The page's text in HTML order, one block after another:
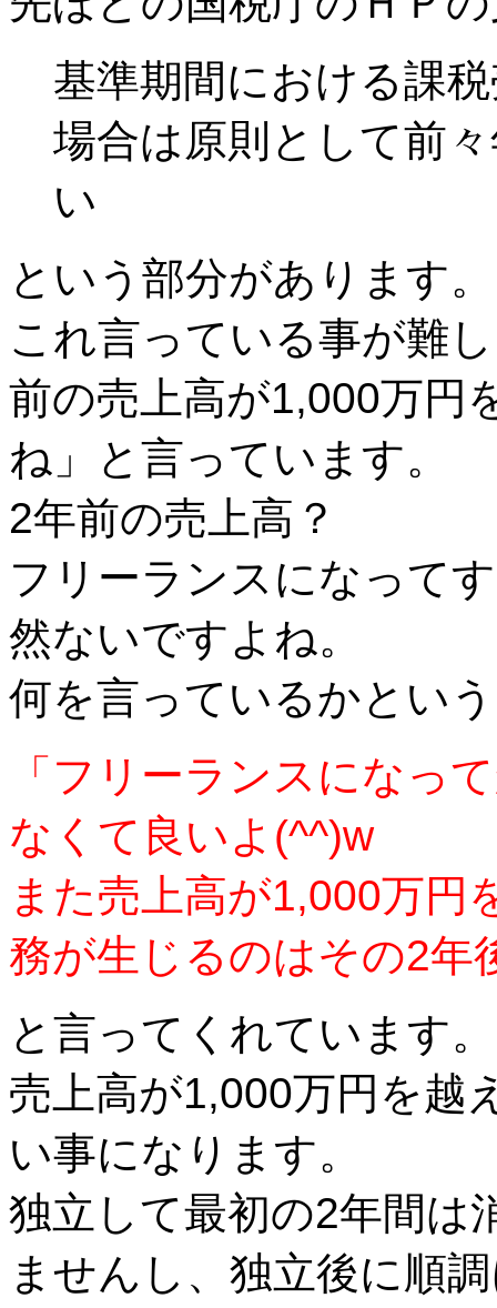
基準期間における課
場合は原則として前
い
という部分があります。
これ言っている事が難
前の売上高が1,000万円
ね」と言っています。
2年前の売上高？
フリーランスになって
然ないですよね。
何を言っているかとい
「フリーランスになっ
なくて良いよ(^^)w
また売上高が1,000万円
務が生じるのはその2年
と言ってくれています。
売上高が1,000万円を越
い事になります。
独立して最初の2年間は
ませんし、独立後に順